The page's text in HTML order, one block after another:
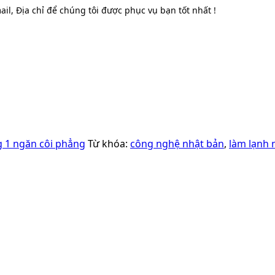
Địa chỉ để chúng tôi được phục vụ bạn tốt nhất !
1 ngăn côi phẳng Từ khóa: công nghệ nhật bản, làm lạnh